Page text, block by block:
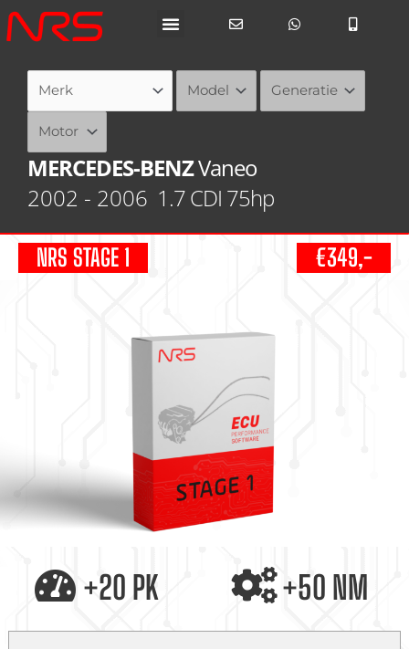
Ga
naar
MERCEDES-BENZVaneo
2002 - 2006 1.7 CDI 75hp
NRS STAGE 1 €349,-
+20 PK +50 NM